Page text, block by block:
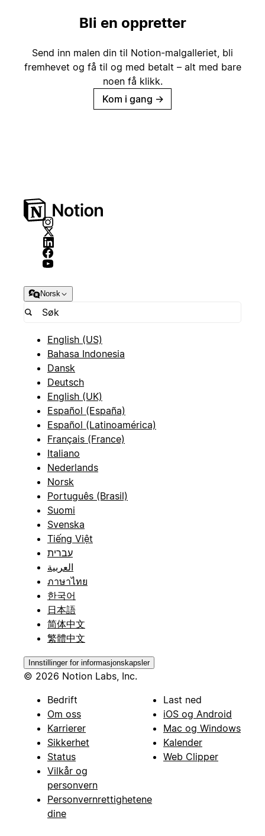
Bli en oppretter
Send inn malen din til Notion-malgalleriet, bli
fremhevet og få til og med betalt – alt med bare
noen få klikk.
Kom i gang →
Norsk
English (US)
Bahasa Indonesia
Dansk
Deutsch
English (UK)
Español (España)
Español (Latinoamérica)
Français (France)
Italiano
Nederlands
Norsk
Português (Brasil)
Suomi
Svenska
Tiếng Việt
עברית
العربية
ภาษาไทย
한국어
日本語
简体中文
繁體中文
Innstillinger for informasjonskapsler
© 2026 Notion Labs, Inc.
Bedrift
Om oss
Karrierer
Sikkerhet
Status
Vilkår og
personvern
Personvernrettighetene
dine
Last ned
iOS og Android
Mac og Windows
Kalender
Web Clipper